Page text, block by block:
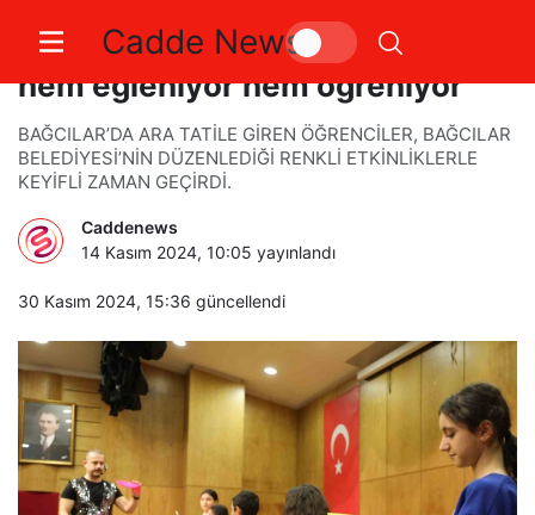
Cadde News
Bağcılar’da öğrenciler ara tatilde
hem eğleniyor hem öğreniyor
BAĞCILAR’DA ARA TATİLE GİREN ÖĞRENCİLER, BAĞCILAR
BELEDİYESİ’NİN DÜZENLEDİĞİ RENKLİ ETKİNLİKLERLE
KEYİFLİ ZAMAN GEÇİRDİ.
Caddenews
14 Kasım 2024, 10:05 yayınlandı
30 Kasım 2024, 15:36 güncellendi